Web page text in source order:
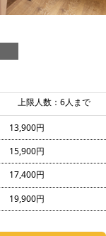
上限人数：6人まで
13,900円
15,900円
17,400円
19,900円